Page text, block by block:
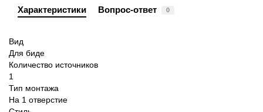
Характеристики Вопрос-ответ 0
Вид
Для биде
Количество источников
1
Тип монтажа
На 1 отверстие